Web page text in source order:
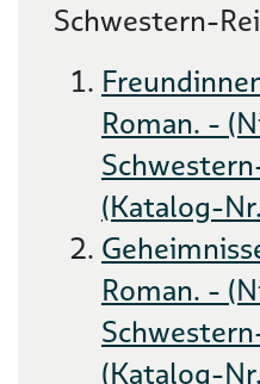
Schwestern-
Roman. -
(Katalog-
Roman. -
(Katalog-